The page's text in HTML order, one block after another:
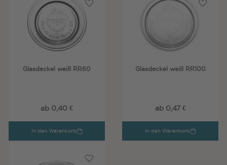
Glasdeckel weiß RR60
ab 0,40 €
In den Warenkorb
Glasdeckel weiß RR100
ab 0,47 €
In den Warenkorb